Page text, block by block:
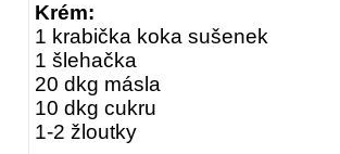
Krém:
1 krabička koka sušenek
1 šlehačka
20 dkg másla
10 dkg cukru
1-2 žloutky